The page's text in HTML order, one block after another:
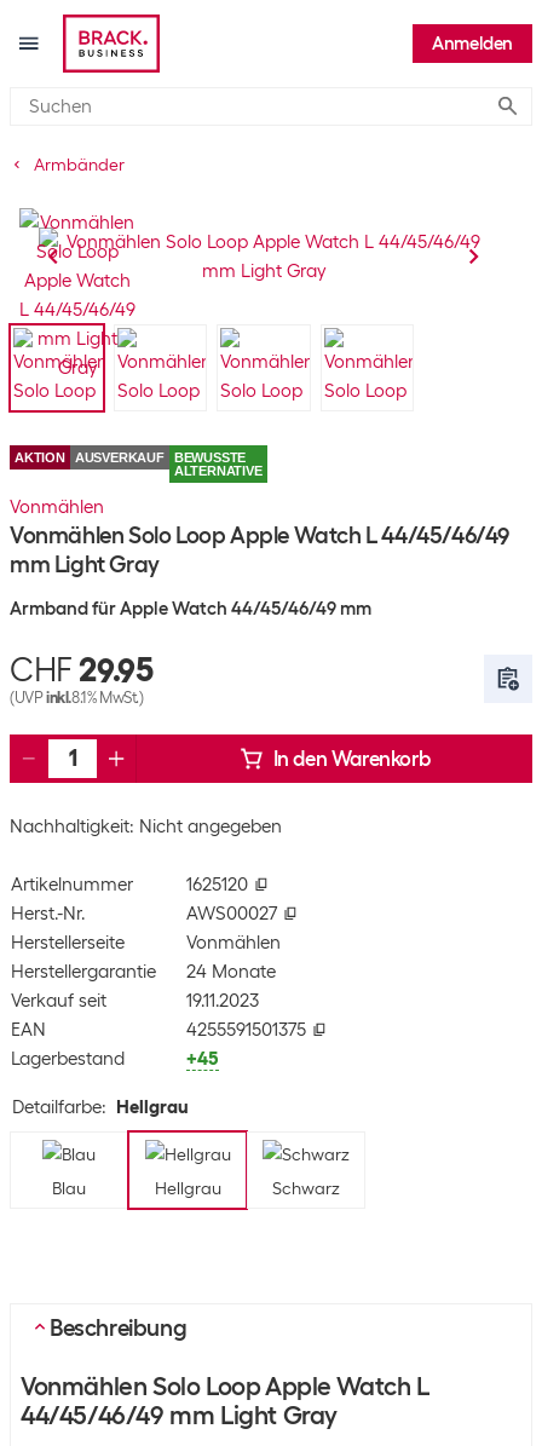
Anmelden
Armbänder
AKTION AUSVERKAUF
BEWUSSTE
ALTERNATIVE
Vonmählen
Vonmählen Solo Loop Apple Watch L 44/45/46/49
mm Light Gray
Armband für Apple Watch 44/45/46/49 mm
CHF 29.95
(UVPinkl.8.1% MwSt.)
In den Warenkorb
Nachhaltigkeit: Nicht angegeben
Artikelnummer
1625120
Herst.-Nr.
AWS00027
Herstellerseite
Vonmählen
Herstellergarantie
24 Monate
Verkauf seit
19.11.2023
EAN
4255591501375
Lagerbestand
+45
Detailfarbe: Hellgrau
Blau Hellgrau Schwarz
Beschreibung
Vonmählen Solo Loop Apple Watch L
44/45/46/49 mm Light Gray